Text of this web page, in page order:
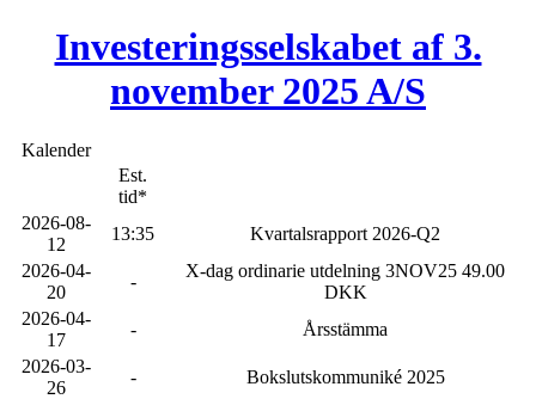
Investeringsselskabet af 3.
november 2025 A/S
Kalender
Est.
tid*
2026-08-
12
13:35
Kvartalsrapport 2026-Q2
2026-04-
20
-
X-dag ordinarie utdelning 3NOV25 49.00
DKK
2026-04-
17
-
Årsstämma
2026-03-
26
-
Bokslutskommuniké 2025